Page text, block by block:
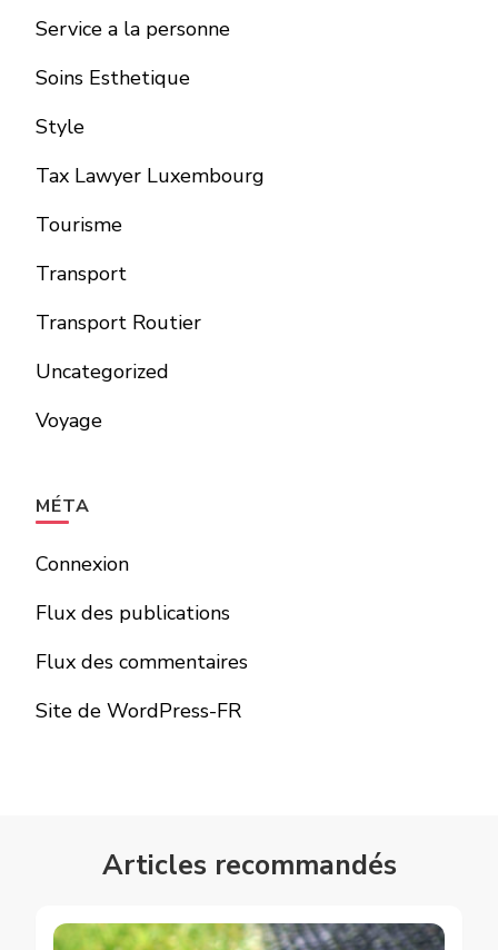
Service a la personne
Soins Esthetique
Style
Tax Lawyer Luxembourg
Tourisme
Transport
Transport Routier
Uncategorized
Voyage
MÉTA
Connexion
Flux des publications
Flux des commentaires
Site de WordPress-FR
Articles recommandés